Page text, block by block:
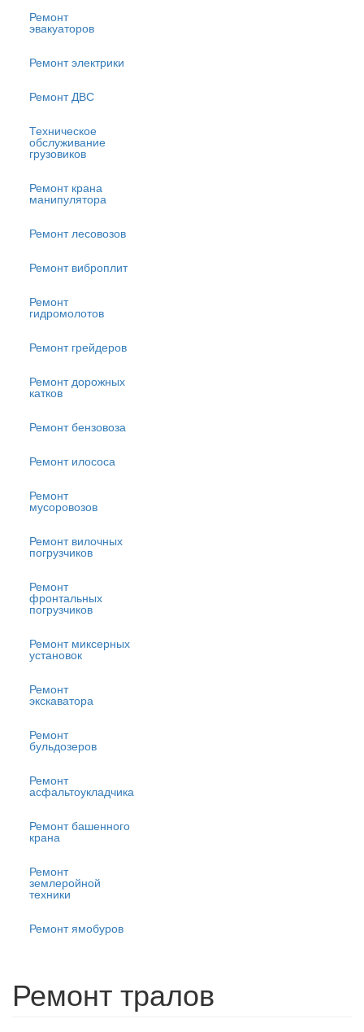
Ремонт
эвакуаторов
Ремонт электрики
Ремонт ДВС
Техническое
обслуживание
грузовиков
Ремонт крана
манипулятора
Ремонт лесовозов
Ремонт виброплит
Ремонт
гидромолотов
Ремонт грейдеров
Ремонт дорожных
катков
Ремонт бензовоза
Ремонт илососа
Ремонт
мусоровозов
Ремонт вилочных
погрузчиков
Ремонт
фронтальных
погрузчиков
Ремонт миксерных
установок
Ремонт
экскаватора
Ремонт
бульдозеров
Ремонт
асфальтоукладчика
Ремонт башенного
крана
Ремонт
землеройной
техники
Ремонт ямобуров
Ремонт тралов